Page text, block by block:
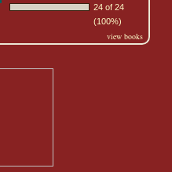
24 of 24
(100%)
view books